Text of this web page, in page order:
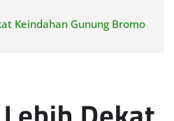
Keindahan Gunung Bromo